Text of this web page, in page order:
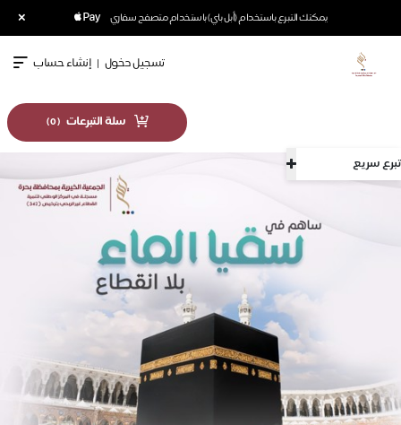
يمكنك التبرع باستخدام (أبل باي) باستخدام متصفح سفاري
تسجيل دخول | إنشاء حساب
سلة التبرعات (
0
)